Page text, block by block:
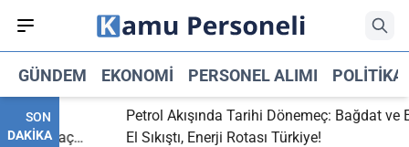
GÜNDEM EKONOMI PERSONEL ALIMI POLITIKA
SON
DAKİKA
bitti,
maç
Petrol Akışında Tarihi Dönemeç: Bağdat ve
El Sıkıştı, Enerji Rotası Türkiye!